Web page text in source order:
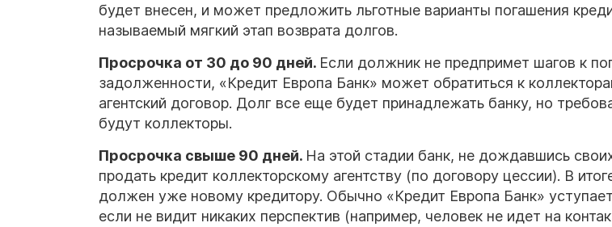
будет внесен, и может предложить льготные варианты погашения
называемый мягкий этап возврата долгов.
Просрочка от 30 до 90 дней. Если должник не предпримет шагов к
задолженности, «Кредит Европа Банк» может обратиться к
агентский договор. Долг все еще будет принадлежать банку, но
будут коллекторы.
Просрочка свыше 90 дней. На этой стадии банк, не дождавшись
продать кредит коллекторскому агентству (по договору цессии). В
должен уже новому кредитору. Обычно «Кредит Европа Банк»
если не видит никаких перспектив (например, человек не идет на